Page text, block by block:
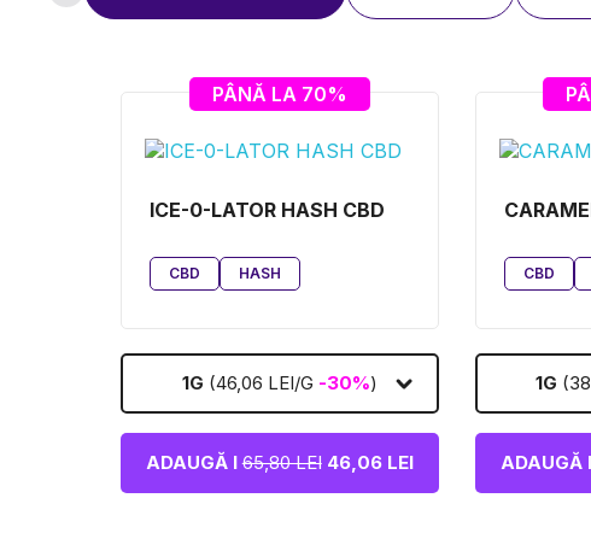
PÂNĂ LA 70%
ICE-0-LATOR HASH CBD
CBD HASH
1G (46,06 LEI/G -30%)
ADAUGĂ I65,80 LEI46,06 LEI
CBD
1G
ADAUGĂ